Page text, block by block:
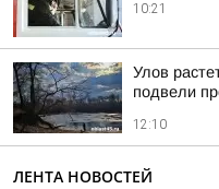
10:21
Улов
подвели
12:10
ЛЕНТА НОВОСТЕЙ